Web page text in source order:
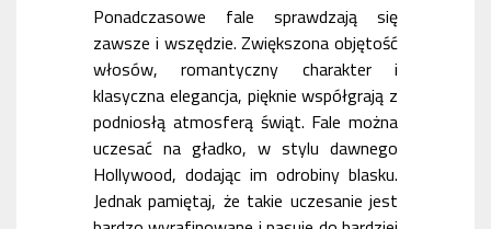
Ponadczasowe fale sprawdzają się
zawsze i wszędzie. Zwiększona objętość
włosów, romantyczny charakter i
klasyczna elegancja, pięknie współgrają z
podniosłą atmosferą świąt. Fale można
uczesać na gładko, w stylu dawnego
Hollywood, dodając im odrobiny blasku.
Jednak pamiętaj, że takie uczesanie jest